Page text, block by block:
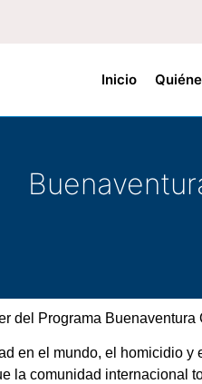
Inicio
del Programa Buenaventura
en el mundo, el homicidio
la comunidad internacional